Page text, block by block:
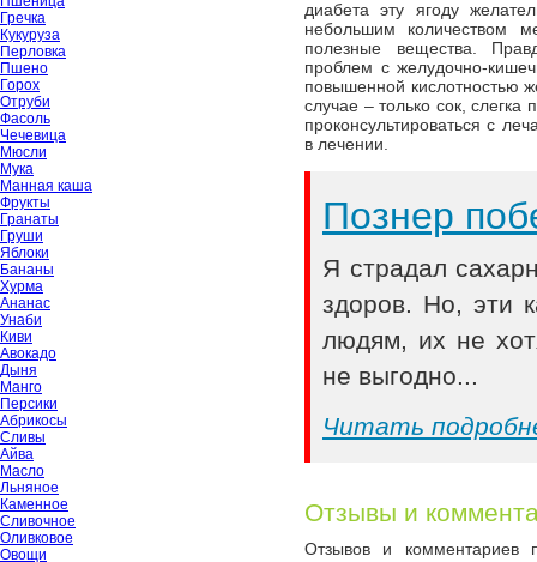
Гречка
Кукуруза
Перловка
Пшено
Горох
Отруби
Фасоль
Чечевица
Мюсли
Мука
Манная каша
Фрукты
Гранаты
Груши
Яблоки
Бананы
Хурма
Ананас
Унаби
Киви
Авокадо
Дыня
Манго
Персики
Абрикосы
Сливы
Айва
Масло
Льняное
Каменное
Сливочное
Оливковое
Овощи
диабета эту ягоду
небольшим количеством
полезные вещества.
проблем с желудочно-
повышенной кислотностью
случае – только сок,
проконсультироваться с
в лечении.
Познер
Я страдал
здоров. Но, эти
людям, их не
не выгодно...
Читать
Отзывы и
Отзывов и комментариев